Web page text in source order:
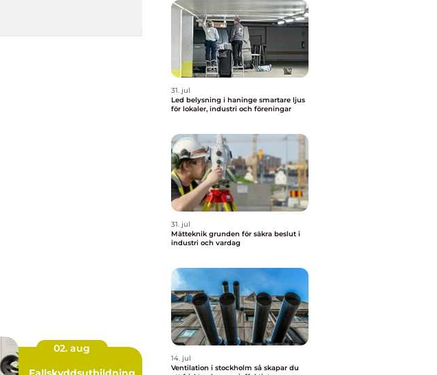
02. aug
31. jul
Led belysning i haninge smartare ljus
för lokaler, industri och föreningar
31. jul
Mätteknik grunden för säkra beslut i
industri och vardag
14. jul
Ventilation i stockholm så skapar du